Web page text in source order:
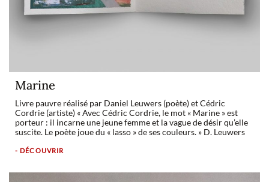
Marine
Livre pauvre réalisé par Daniel Leuwers (poète) et Cédric
Cordrie (artiste) « Avec Cédric Cordrie, le mot « Marine » est
porteur : il incarne une jeune femme et la vague de désir qu’elle
suscite. Le poète joue du « lasso » de ses couleurs. » D. Leuwers
- DÉCOUVRIR